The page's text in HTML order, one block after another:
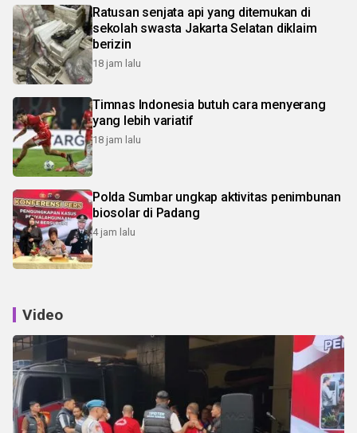
Ratusan senjata api yang ditemukan di
sekolah swasta Jakarta Selatan diklaim
berizin
18 jam lalu
Timnas Indonesia butuh cara menyerang
yang lebih variatif
18 jam lalu
Polda Sumbar ungkap aktivitas penimbunan
biosolar di Padang
4 jam lalu
Video